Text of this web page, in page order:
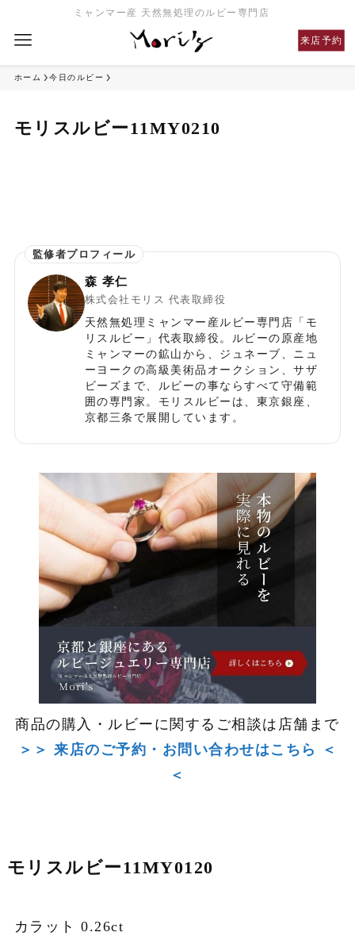
ミャンマー産 天然無処理のルビー専門店
来店予約
ホーム 今日のルビー
モリスルビー11MY0210
森 孝仁
株式会社モリス 代表取締役
天然無処理ミャンマー産ルビー専門店「モ
リスルビー」代表取締役。ルビーの原産地
ミャンマーの鉱山から、ジュネーブ、ニュ
ーヨークの高級美術品オークション、サザ
ビーズまで、ルビーの事ならすべて守備範
囲の専門家。モリスルビーは、東京銀座、
京都三条で展開しています。
商品の購入・ルビーに関するご相談は店舗まで
＞＞ 来店のご予約・お問い合わせはこちら ＜
＜
モリスルビー11MY0120
カラット 0.26ct